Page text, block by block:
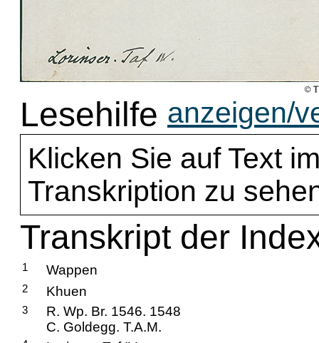
Lesehilfe anzeigen/
Klicken Sie auf Text
Transkription zu
Transkript der
1 Wappen
2 Khuen
3
R. Wp. Br. 1546. 1548
C. Goldegg. T.A.M.